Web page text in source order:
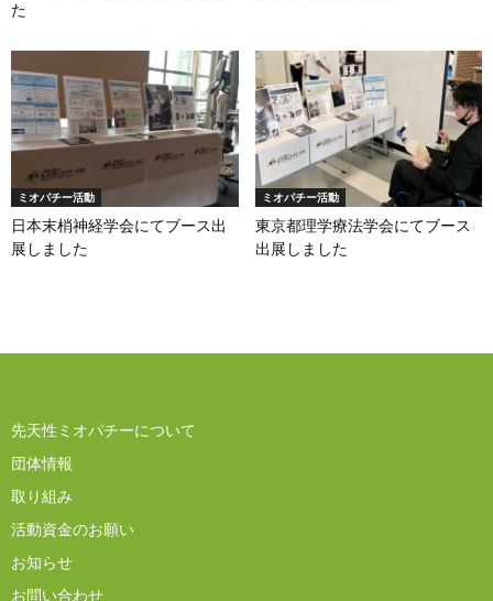
た
ミオパチー活動
日本末梢神経学会にてブース出
展しました
ミオパチー活動
東京都理学療法学会にてブース
出展しました
先天性ミオパチーについて
団体情報
取り組み
活動資金のお願い
お知らせ
お問い合わせ